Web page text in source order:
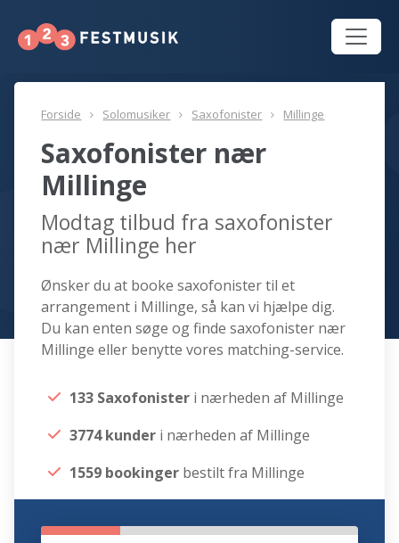
Forside Solomusiker Saxofonister Millinge
Saxofonister nær
Millinge
Modtag tilbud fra saxofonister
nær Millinge her
Ønsker du at booke saxofonister til et
arrangement i Millinge, så kan vi hjælpe dig.
Du kan enten søge og finde saxofonister nær
Millinge eller benytte vores matching-service.
133 Saxofonister i nærheden af Millinge
3774 kunder i nærheden af Millinge
1559 bookinger bestilt fra Millinge